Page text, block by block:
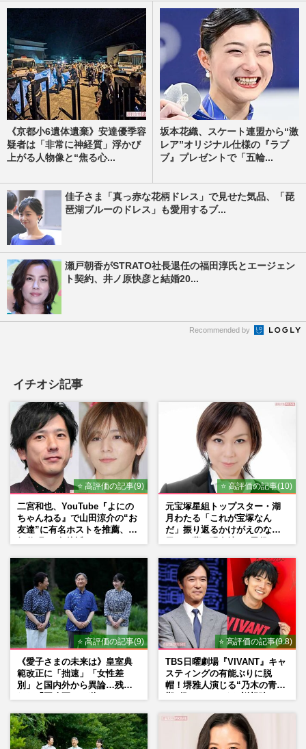
《京都小6遺体遺棄》安達優季容
疑者は「非常に神経質」浮かび
上がる人物像と“焦る心...
坂本花織、スケート連盟から“激
レア”オリジナル仕様の『ラブ
ブ』プレゼントで「五輪...
佳子さま「真っ赤な花柄ドレス」で見せた気品、「琵
琶湖ブルーのドレス」も愛用するブ...
瀬戸朝香がSTRATO社長退任の福田淳氏とエージェン
ト契約、井ノ原快彦と結婚20...
Recommended by
イチオシ記事
⭐ 高評価の記事(9)
二宮和也、YouTube『よにの
ちゃんねる』で山田涼介の“お
友達”に有名ホストを推薦、歌
⭐ 高評価の記事(10)
元宝塚星組トップスター・湖
月わたる「これが宝塚なん
だ」振り返るかけがえのない
⭐ 高評価の記事(9)
《愛子さまの未来は》皇室典
範改正に「拙速」「女性差
別」と国内外から異論…残さ
⭐ 高評価の記事(9.8)
TBS日曜劇場『VIVANT』キャ
スティングの有能ぶりに脱
帽！堺雅人演じる“乃木の青年
マン長男・櫻井海音だった